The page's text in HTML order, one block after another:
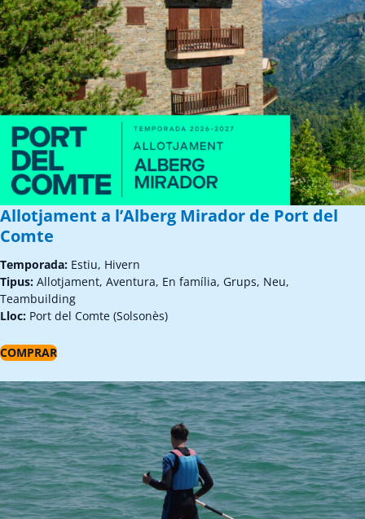
Allotjament a l’Alberg Mirador de Port del
Comte
Temporada: Estiu, Hivern
Tipus: Allotjament, Aventura, En família, Grups, Neu,
Teambuilding
Lloc: Port del Comte (Solsonès)
COMPRAR